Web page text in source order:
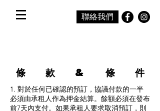
聯絡我們
條 款 & 條 件
1. 對於任何已確認的預訂，協議付款的一半
必須由承租人作為押金結算。餘額必須在發布
前7天內支付。如果承租人要求取消預訂，則